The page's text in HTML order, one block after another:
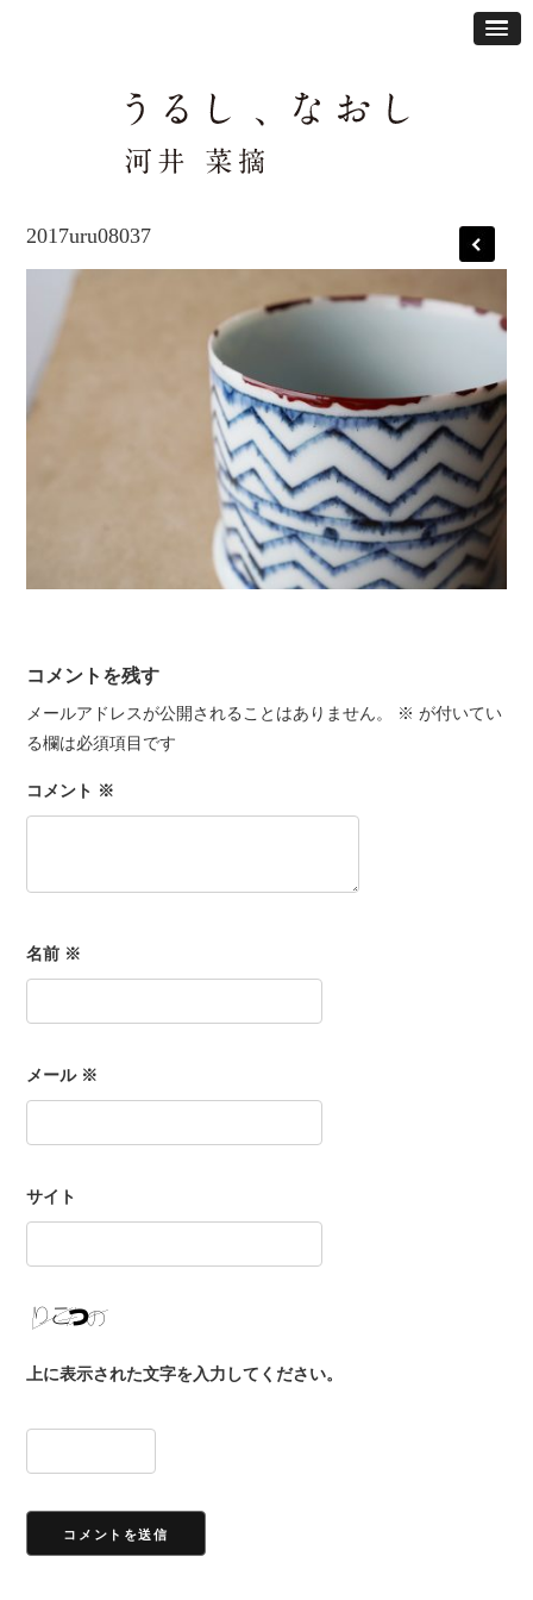
2017uru08037
コメントを残す
メールアドレスが公開されることはありません。 ※ が付いてい
る欄は必須項目です
コメント ※
名前 ※
メール ※
サイト
上に表示された文字を入力してください。